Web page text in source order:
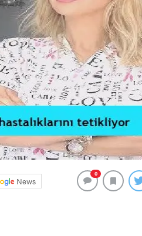
News
0